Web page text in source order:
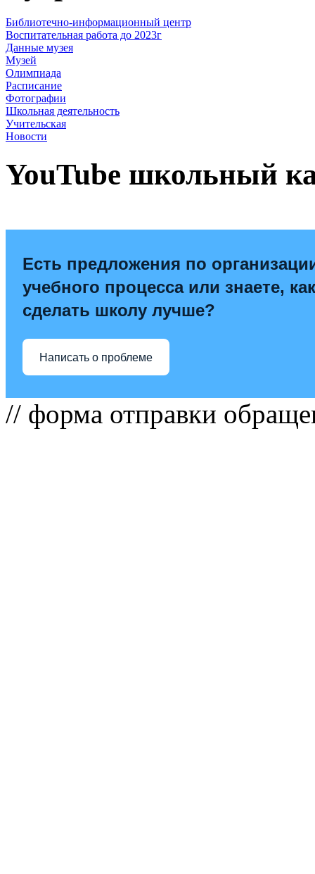
Библиотечно-информационный центр
Воспитательная работа до 2023г
Данные музея
Музей
Олимпиада
Расписание
Фотографии
Школьная деятельность
Учительская
Новости
YouTube школьный
Есть предложения по
учебного процесса или знаете, как
сделать школу лучше?
Написать о проблеме
// форма отправки